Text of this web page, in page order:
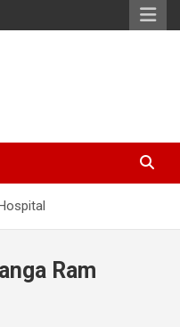
Ram